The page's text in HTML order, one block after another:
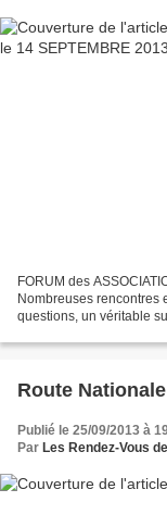
FORUM des
Nombreuses rencontres
questions, un véritable
Route
Publié le 25/09/2013 à
Par Les Rendez-Vous